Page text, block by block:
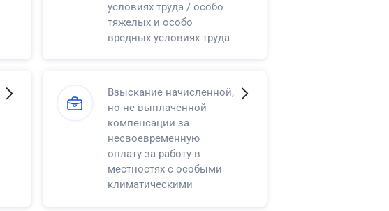
условиях труда / особо
тяжелых и особо
вредных условиях труда
Взыскание начисленной,
но не выплаченной
компенсации за
несвоевременную
оплату за работу в
местностях с особыми
климатическими